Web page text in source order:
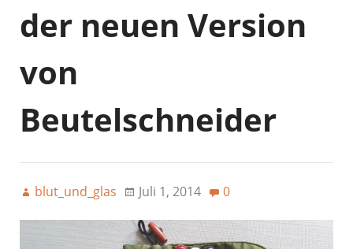
der neuen Version
von
Beutelschneider
blut_und_glas Juli 1, 2014 0